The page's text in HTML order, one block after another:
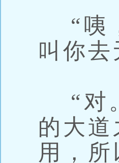
“咦
叫你
“对
的大
用，